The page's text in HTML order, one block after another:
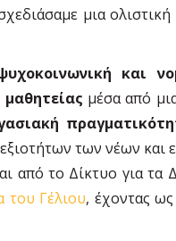
μια ολιστική
και
μέσα από
των νέων και
από το Δίκτυο για τα
του Γέλιου, έχοντας